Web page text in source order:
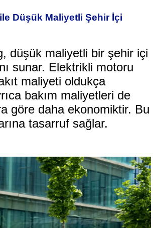
Düşük Maliyetli Şehir İçi
düşük maliyetli bir şehir içi
sunar. Elektrikli motoru
maliyeti oldukça
bakım maliyetleri de
göre daha ekonomiktir. Bu
tasarruf sağlar.